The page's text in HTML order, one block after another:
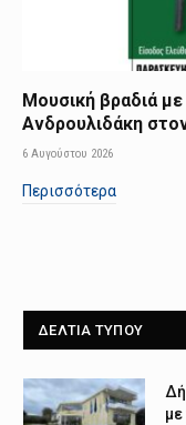
Μουσική βραδιά
Ανδρουλιδάκη
6 Αυγούστου 2026
Περισσότερα
ΔΕΛΤΙΑ ΤΥΠΟΥ